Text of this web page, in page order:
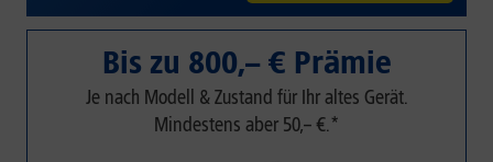
Bis zu 800,– € Prämie
Je nach Modell & Zustand für Ihr altes Gerät.
Mindestens aber 50,– €.*